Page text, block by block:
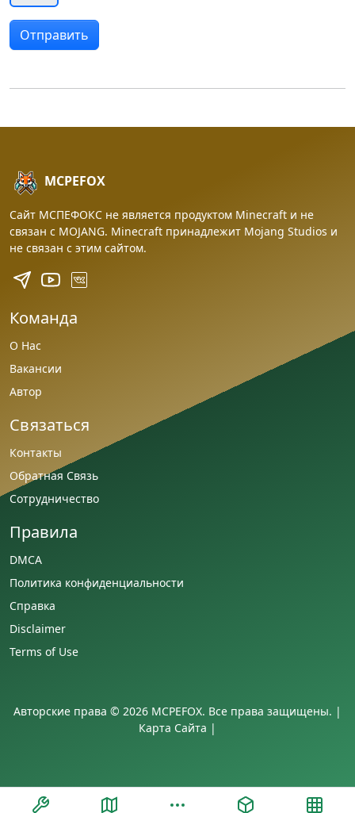
MCPEFOX
Сайт МСПЕФОКС не является продуктом Minecraft и не
связан с MOJANG. Minecraft принадлежит Mojang Studios и
не связан с этим сайтом.
Команда
О Нас
Вакансии
Автор
Связаться
Контакты
Обратная Связь
Сотрудничество
Правила
DMCA
Политика конфиденциальности
Справка
Disclaimer
Terms of Use
Авторские права © 2026 MCPEFOX. Все права защищены. |
Карта Сайта |